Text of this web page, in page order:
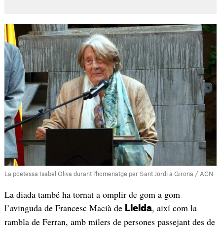
La poetessa Isabel Oliva durant l'homenatge per Sant Jordi a Girona / ACN
La diada també ha tornat a omplir de gom a gom
l’avinguda de Francesc Macià de Lleida, així com la
rambla de Ferran, amb milers de persones passejant des de